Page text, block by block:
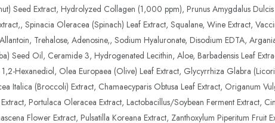
Seed Extract, Hydrolyzed Collagen (1,000 ppm), Prunus Amygdalus
Spinacia Oleracea (Spinach) Leaf Extract, Squalane, Wine Extract,
Trehalose, Adenosine,, Sodium Hyaluronate, Disodium EDTA,
Seed Oil, Ceramide 3, Hydrogenated Lecithin, Aloe, Barbadensis Leaf
Hexanediol, Olea Europaea (Olive) Leaf Extract, Glycyrrhiza Glabra
Italica (Broccoli) Extract, Chamaecyparis Obtusa Leaf Extract, Origanum
Portulaca Oleracea Extract, Lactobacillus/Soybean Ferment Extract,
Flower Extract, Pulsatilla Koreana Extract, Zanthoxylum Piperitum Fruit